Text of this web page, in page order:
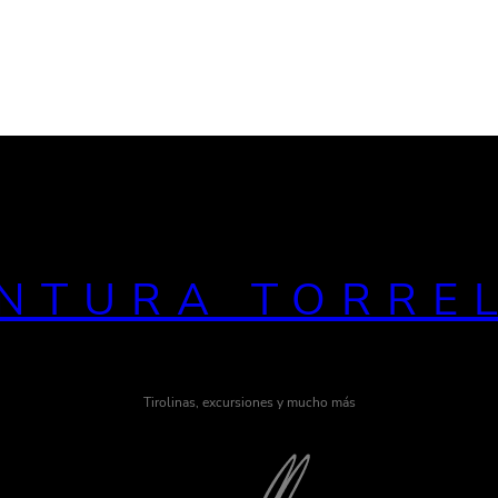
Tirolinas, excursiones y mucho más